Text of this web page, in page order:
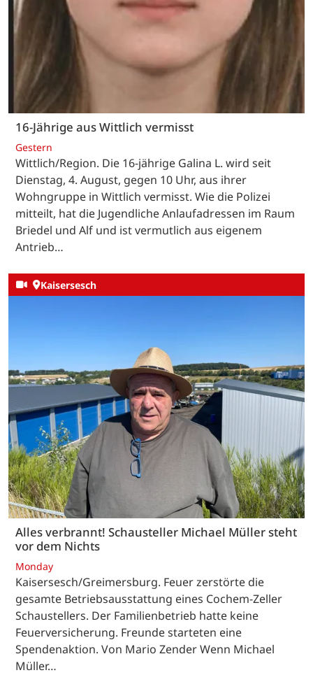
16-Jährige aus Wittlich vermisst
Gestern
Wittlich/Region. Die 16-jährige Galina L. wird seit
Dienstag, 4. August, gegen 10 Uhr, aus ihrer
Wohngruppe in Wittlich vermisst. Wie die Polizei
mitteilt, hat die Jugendliche Anlaufadressen im Raum
Briedel und Alf und ist vermutlich aus eigenem
Antrieb…
Kaisersesch
Alles verbrannt! Schausteller Michael Müller steht
vor dem Nichts
Monday
Kaisersesch/Greimersburg. Feuer zerstörte die
gesamte Betriebsausstattung eines Cochem-Zeller
Schaustellers. Der Familienbetrieb hatte keine
Feuerversicherung. Freunde starteten eine
Spendenaktion. Von Mario Zender Wenn Michael
Müller…